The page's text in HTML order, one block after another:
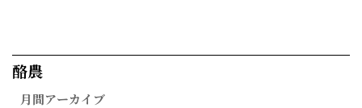
酪農​
月間アーカイブ